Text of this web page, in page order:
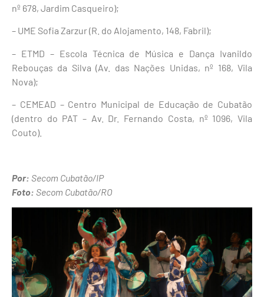
nº 678, Jardim Casqueiro);
– UME Sofia Zarzur (R. do Alojamento, 148, Fabril);
– ETMD – Escola Técnica de Música e Dança Ivanildo
Rebouças da Silva (Av. das Nações Unidas, nº 168, Vila
Nova);
– CEMEAD – Centro Municipal de Educação de Cubatão
(dentro do PAT – Av. Dr. Fernando Costa, nº 1096, Vila
Couto).
Por: Secom Cubatão/IP
Foto: Secom Cubatão/RO